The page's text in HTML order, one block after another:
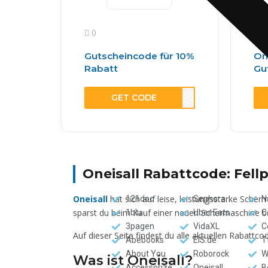
121doc
1blu
3pagen
Abebooks
About You
Sephora
Uber Eats
VidaXL
EIS.de
Roborock
0
Gutscheincode für 10%
Rabatt
GET CODE
Oneisall Rabattcode:
Oneisall hat sich auf leise, leistungsstarke
sparst du beim Kauf einer neuen Schermaschine
Auf dieser Seite findest du alle aktuellen
Was ist Oneisall?